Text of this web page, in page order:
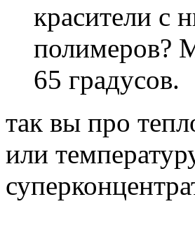
красители с
полимеров?
65 градусов.
так вы про
или